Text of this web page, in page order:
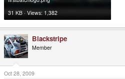
31 KB · Views: 1,382
Blackstripe
Member
Oct 28, 2009